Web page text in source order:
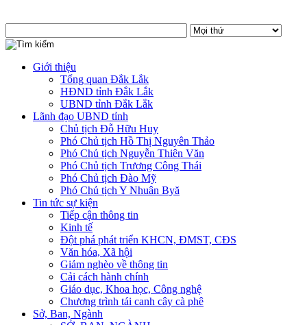
Giới thiệu
Tổng quan Đắk Lắk
HĐND tỉnh Đắk Lắk
UBND tỉnh Đắk Lắk
Lãnh đạo UBND tỉnh
Chủ tịch Đỗ Hữu Huy
Phó Chủ tịch Hồ Thị Nguyên Thảo
Phó Chủ tịch Nguyễn Thiên Văn
Phó Chủ tịch Trương Công Thái
Phó Chủ tịch Đào Mỹ
Phó Chủ tịch Y Nhuân Byă
Tin tức sự kiện
Tiếp cận thông tin
Kinh tế
Đột phá phát triển KHCN, ĐMST, CĐS
Văn hóa, Xã hội
Giảm nghèo về thông tin
Cải cách hành chính
Giáo dục, Khoa học, Công nghệ
Chương trình tái canh cây cà phê
Sở, Ban, Ngành